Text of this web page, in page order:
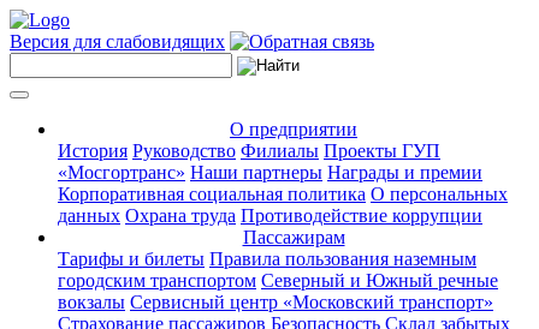
Версия для слабовидящих
О предприятии
История Руководство Филиалы Проекты ГУП
«Мосгортранс» Наши партнеры Награды и премии
Корпоративная социальная политика О персональных
данных Охрана труда Противодействие коррупции
Пассажирам
Тарифы и билеты Правила пользования наземным
городским транспортом Северный и Южный речные
вокзалы Сервисный центр «Московский транспорт»
Страхование пассажиров Безопасность Склад забытых